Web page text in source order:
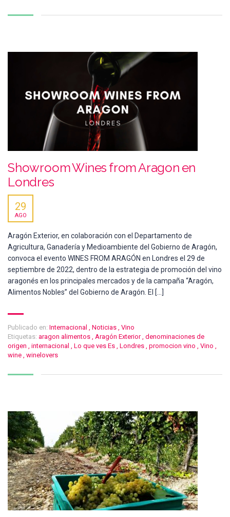
Showroom Wines from Aragon en
Londres
29
AGO
Aragón Exterior, en colaboración con el Departamento de
Agricultura, Ganadería y Medioambiente del Gobierno de Aragón,
convoca el evento WINES FROM ARAGÓN en Londres el 29 de
septiembre de 2022, dentro de la estrategia de promoción del vino
aragonés en los principales mercados y de la campaña “Aragón,
Alimentos Nobles” del Gobierno de Aragón. El […]
Publicado en: Internacional , Noticias , Vino
Etiquetas: aragon alimentos , Aragón Exterior, denominaciones de
origen , internacional , Lo que ves Es , Londres , promocion vino , Vino ,
wine , winelovers